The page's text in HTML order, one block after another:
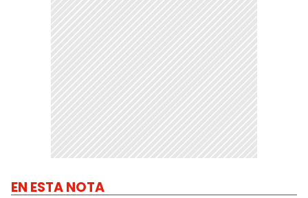
EN ESTA NOTA